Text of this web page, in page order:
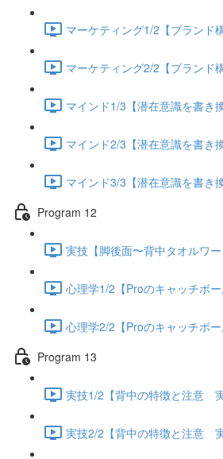
マーケティング1/2【ブランド
マーケティング2/2【ブランド
マインド1/3【潜在意識を書き
マインド2/3【潜在意識を書き
マインド3/3【潜在意識を書き
Program 12
実技【脚後面〜背中タオルワ
心理学1/2【Proのキャッチボ
心理学2/2【Proのキャッチボ
Program 13
実技1/2【背中の特徴と注意
実技2/2【背中の特徴と注意